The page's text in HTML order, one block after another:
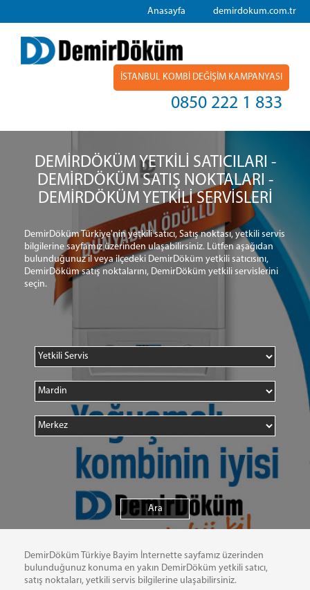
demirdokum.com.tr
Anasayfa
İSTANBUL KOMBİ DEĞİŞİM KAMPANYASI
0850 222 1 833
DEMİRDÖKÜM YETKİLİ SATICILARI -
DEMİRDÖKÜM SATIŞ NOKTALARI -
DEMİRDÖKÜM YETKİLİ SERVİSLERİ
DemirDöküm Türkiye'nin yetkili satıcı, Satış noktası, yetkili servis
bilgilerine sayfamız üzerinden ulaşabilirsiniz. Lütfen aşağıdan
bulunduğunuz il veya ilçedeki DemirDöküm yetkili satıcısını,
DemirDöküm satış noktalarını, DemirDöküm yetkili servislerini
seçin.
DemirDöküm Türkiye Bayim İnternette sayfamız üzerinden
bulunduğunuz konuma en yakın DemirDöküm yetkili satıcı,
satış noktaları, yetkili servis bilgilerine ulaşabilirsiniz.